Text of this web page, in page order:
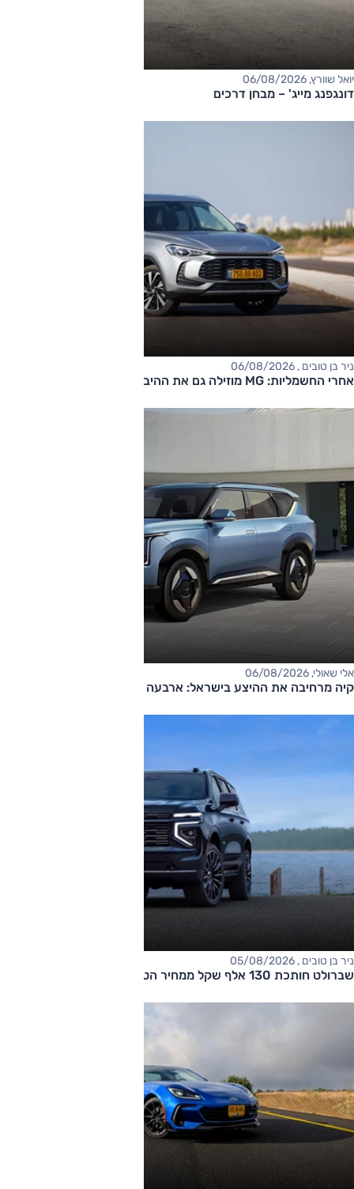
יואל שוורץ, 06/08/2026
דונגפנג מייג' – מבחן דרכים
ניר בן טובים , 06/08/2026
אחרי החשמליות: MG מוזילה גם את ההיברידיות
אלי שאולי, 06/08/2026
קיה מרחיבה את ההיצע בישראל: ארבעה דגמים חדשים בדרך
ניר בן טובים , 05/08/2026
שברולט חותכת 130 אלף שקל ממחיר הטאהו